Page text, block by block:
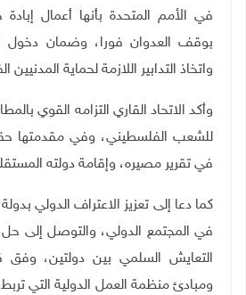
في الأمم المتحدة بأنها أعمال
بوقف العدوان فورا، وضمان دخول
واتخاذ التدابير اللازمة لحماية المدنيين
وأكد الاتحاد القاري التزامه القوي
للشعب الفلسطيني، وفي مقدمتها
في تقرير مصيره، وإقامة دولته
كما دعا إلى تعزيز الاعتراف الدولي
في المجتمع الدولي، والتوصل إلى
التعايش السلمي بين دولتين، وفق
ومبادئ منظمة العمل الدولية التي تربط